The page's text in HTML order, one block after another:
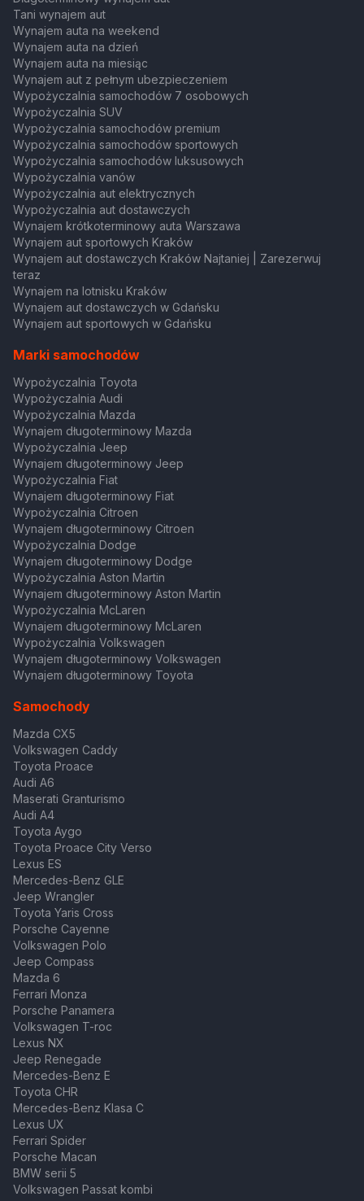
Tani wynajem aut
Wynajem auta na weekend
Wynajem auta na dzień
Wynajem auta na miesiąc
Wynajem aut z pełnym ubezpieczeniem
Wypożyczalnia samochodów 7 osobowych
Wypożyczalnia SUV
Wypożyczalnia samochodów premium
Wypożyczalnia samochodów sportowych
Wypożyczalnia samochodów luksusowych
Wypożyczalnia vanów
Wypożyczalnia aut elektrycznych
Wypożyczalnia aut dostawczych
Wynajem krótkoterminowy auta Warszawa
Wynajem aut sportowych Kraków
Wynajem aut dostawczych Kraków Najtaniej | Zarezerwuj
teraz
Wynajem na lotnisku Kraków
Wynajem aut dostawczych w Gdańsku
Wynajem aut sportowych w Gdańsku
Marki samochodów
Wypożyczalnia Toyota
Wypożyczalnia Audi
Wypożyczalnia Mazda
Wynajem długoterminowy Mazda
Wypożyczalnia Jeep
Wynajem długoterminowy Jeep
Wypożyczalnia Fiat
Wynajem długoterminowy Fiat
Wypożyczalnia Citroen
Wynajem długoterminowy Citroen
Wypożyczalnia Dodge
Wynajem długoterminowy Dodge
Wypożyczalnia Aston Martin
Wynajem długoterminowy Aston Martin
Wypożyczalnia McLaren
Wynajem długoterminowy McLaren
Wypożyczalnia Volkswagen
Wynajem długoterminowy Volkswagen
Wynajem długoterminowy Toyota
Samochody
Mazda CX5
Volkswagen Caddy
Toyota Proace
Audi A6
Maserati Granturismo
Audi A4
Toyota Aygo
Toyota Proace City Verso
Lexus ES
Mercedes-Benz GLE
Jeep Wrangler
Toyota Yaris Cross
Porsche Cayenne
Volkswagen Polo
Jeep Compass
Mazda 6
Ferrari Monza
Porsche Panamera
Volkswagen T-roc
Lexus NX
Jeep Renegade
Mercedes-Benz E
Toyota CHR
Mercedes-Benz Klasa C
Lexus UX
Ferrari Spider
Porsche Macan
BMW serii 5
Volkswagen Passat kombi